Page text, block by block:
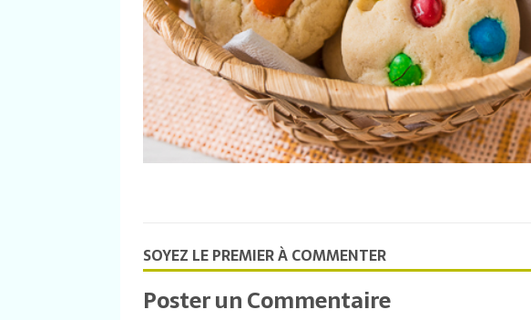
SOYEZ LE PREMIER À COMMENTER
Poster un Commentaire